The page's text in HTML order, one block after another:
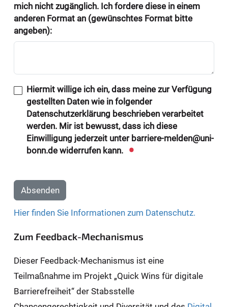
mich nicht zugänglich. Ich fordere diese in einem
anderen Format an (gewünschtes Format bitte
angeben):
Hiermit willige ich ein, dass meine zur Verfügung
gestellten Daten wie in folgender
Datenschutzerklärung beschrieben verarbeitet
werden. Mir ist bewusst, dass ich diese
Einwilligung jederzeit unter barriere-melden@uni-
bonn.de widerrufen kann.
Absenden
Hier finden Sie Informationen zum Datenschutz.
Zum Feedback-Mechanismus
Dieser Feedback-Mechanismus ist eine
Teilmaßnahme im Projekt „Quick Wins für digitale
Barrierefreiheit“ der Stabsstelle